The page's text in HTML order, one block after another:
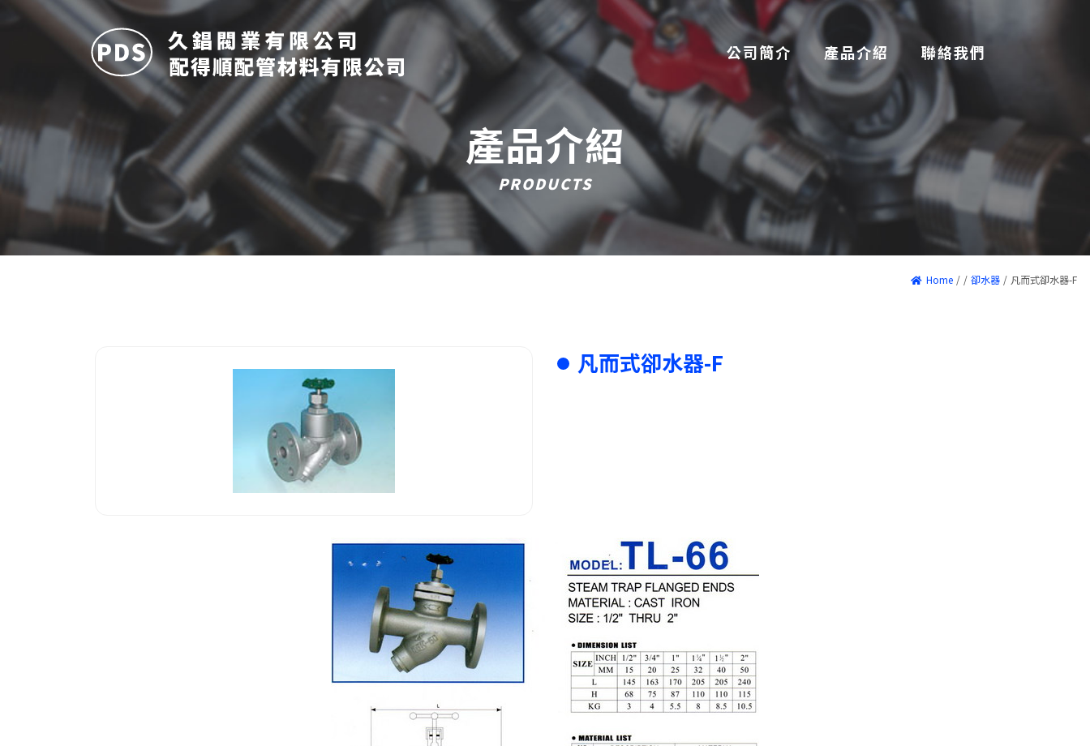
公司簡介 產品介紹 聯絡我們
產品介紹
PRODUCTS
Home / / 卻水器 / 凡而式卻水器-F
凡而式卻水器-F